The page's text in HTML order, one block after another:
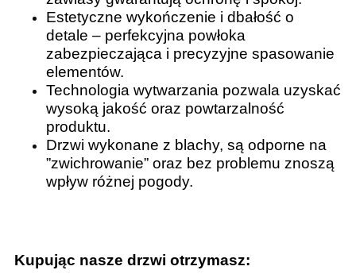
Estetyczne wykończenie i dbałość o
detale – perfekcyjna powłoka
zabezpieczająca i precyzyjne spasowanie
elementów.
Technologia wytwarzania pozwala uzyskać
wysoką jakość oraz powtarzalność
produktu.
Drzwi wykonane z blachy, są odporne na
”zwichrowanie” oraz bez problemu znoszą
wpływ różnej pogody.
Kupując nasze drzwi otrzymasz: